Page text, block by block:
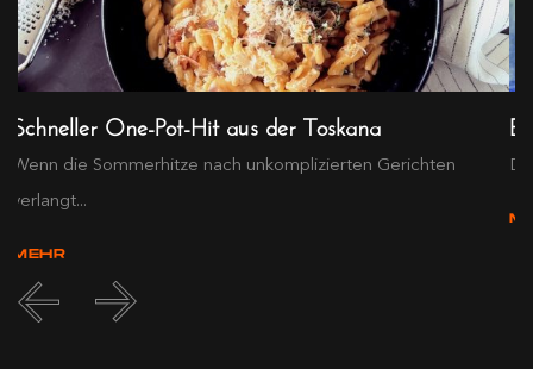
Schneller One-Pot-Hit aus der Toskana
Wenn die Sommerhitze nach unkomplizierten Gerichten
verlangt...
MEHR